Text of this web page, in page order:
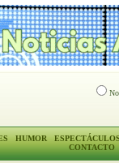
HUMOR
CONTACTO